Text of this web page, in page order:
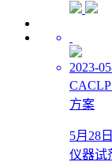
2023-
方案
5月28
仪器试